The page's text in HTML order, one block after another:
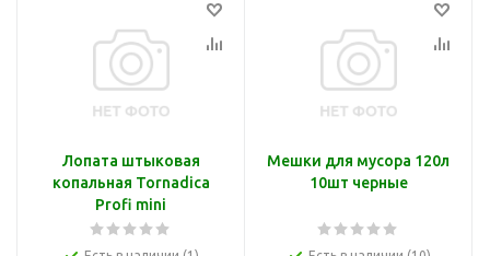
Лопата штыковая
копальная Tornadica
Profi mini
Мешки для мусора 120л
10шт черные